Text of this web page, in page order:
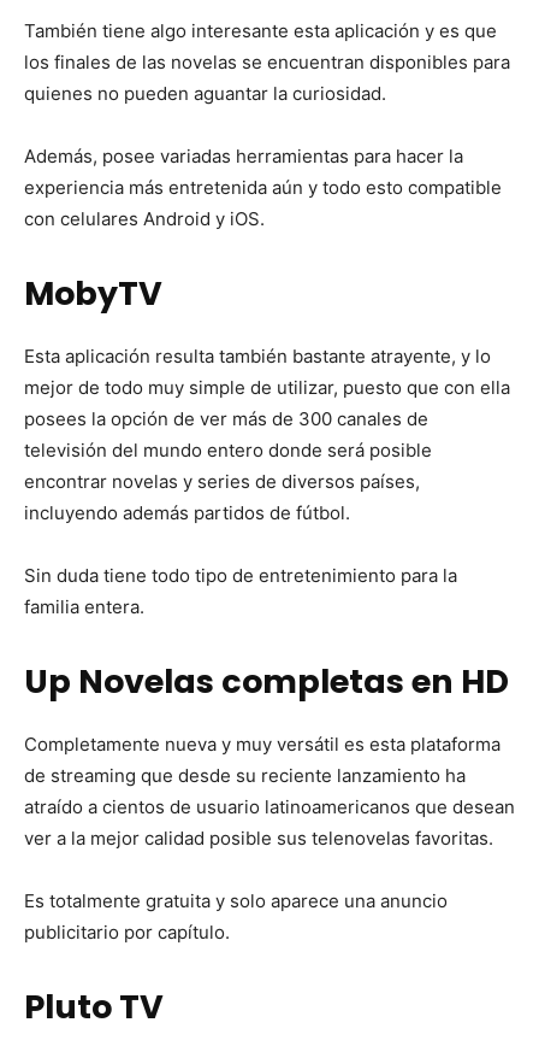
También tiene algo interesante esta aplicación y es que
los finales de las novelas se encuentran disponibles para
quienes no pueden aguantar la curiosidad.
Además, posee variadas herramientas para hacer la
experiencia más entretenida aún y todo esto compatible
con celulares Android y iOS.
MobyTV
Esta aplicación resulta también bastante atrayente, y lo
mejor de todo muy simple de utilizar, puesto que con ella
posees la opción de ver más de 300 canales de
televisión del mundo entero donde será posible
encontrar novelas y series de diversos países,
incluyendo además partidos de fútbol.
Sin duda tiene todo tipo de entretenimiento para la
familia entera.
Up Novelas completas en HD
Completamente nueva y muy versátil es esta plataforma
de streaming que desde su reciente lanzamiento ha
atraído a cientos de usuario latinoamericanos que desean
ver a la mejor calidad posible sus telenovelas favoritas.
Es totalmente gratuita y solo aparece una anuncio
publicitario por capítulo.
Pluto TV